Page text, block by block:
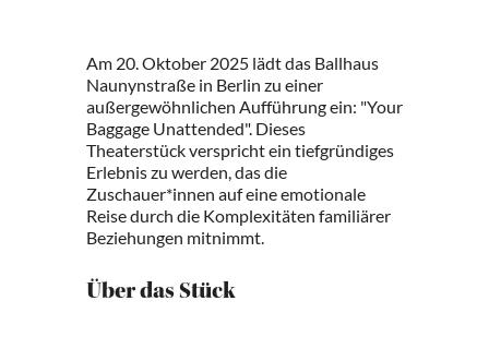
Am 20. Oktober 2025 lädt das Ballhaus
Naunynstraße in Berlin zu einer
außergewöhnlichen Aufführung ein: "Your
Baggage Unattended". Dieses
Theaterstück verspricht ein tiefgründiges
Erlebnis zu werden, das die
Zuschauer*innen auf eine emotionale
Reise durch die Komplexitäten familiärer
Beziehungen mitnimmt.
Über das Stück